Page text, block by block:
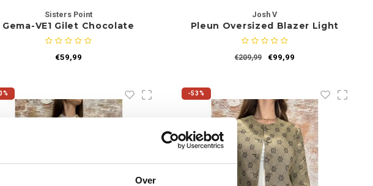
Over
Sisters Point
Gema-VE1 Gilet Chocolate
€59,99
Josh V
Pleun Oversized Blazer Light
Beige
€209,99 €99,99
-53%